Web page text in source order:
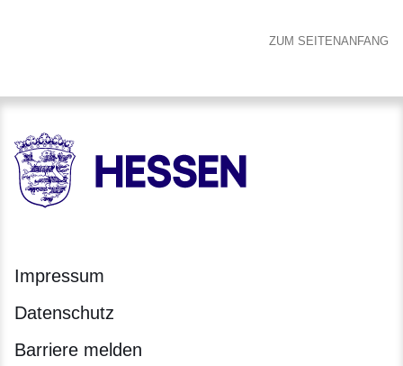
ZUM SEITENANFANG
HESSEN - Hessische Landesregierung
Impressum
Datenschutz
Barriere melden